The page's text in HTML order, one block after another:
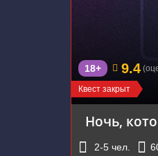
Квест закрыт
18+ 9.4
Ночь,
2-5 чел.